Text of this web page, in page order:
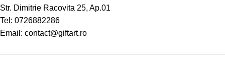
Str. Dimitrie Racovita 25, Ap.01
Tel: 0726882286
Email: contact@giftart.ro